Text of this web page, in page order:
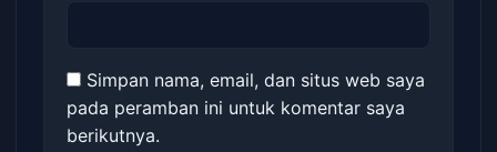
Simpan nama, email, dan situs web saya
pada peramban ini untuk komentar saya
berikutnya.